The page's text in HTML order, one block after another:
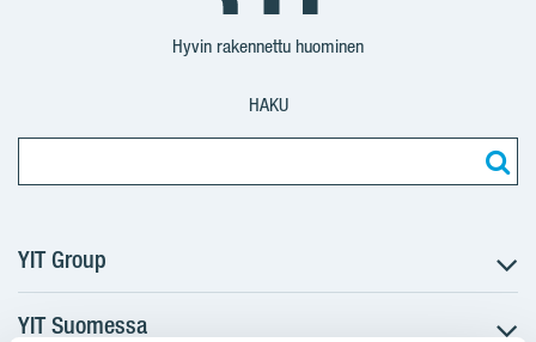
Suomi
Hyvin rakennettu huominen
HAKU
YIT Group
Tietoa YIT:stä
YIT Suomessa